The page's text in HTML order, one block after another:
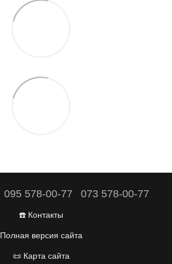
095 578-00-77 073 578-00-77
☎️ Контакты
Полная версия сайта
📜 Карта сайта